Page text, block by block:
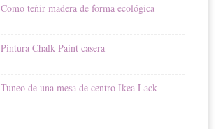
Como teñir madera de forma ecológica
Pintura Chalk Paint casera
Tuneo de una mesa de centro Ikea Lack